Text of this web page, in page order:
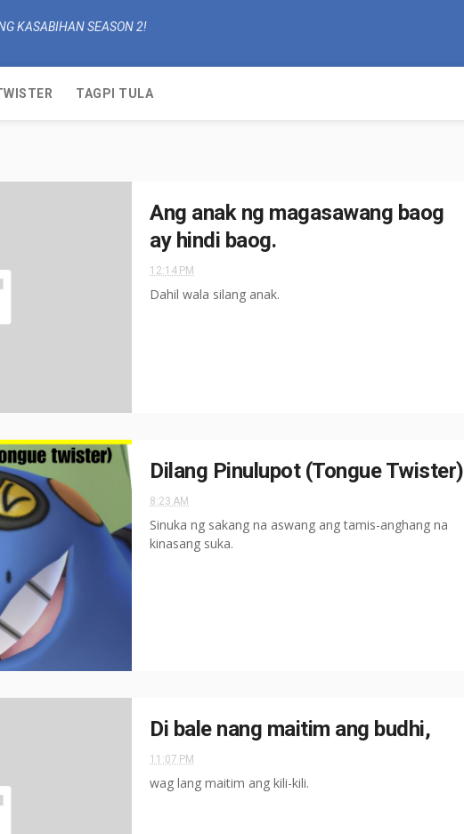
KASABIHAN SEASON 2!
TAGPI TULA
Ang anak ng magasawang baog
ay hindi baog.
12:14 PM
Dahil wala silang anak.
Dilang Pinulupot (Tongue Twister)
8:23 AM
Sinuka ng sakang na aswang ang tamis-anghang na
kinasang suka.
Di bale nang maitim ang budhi,
11:07 PM
wag lang maitim ang kili-kili.